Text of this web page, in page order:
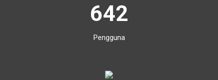
642
Pengguna